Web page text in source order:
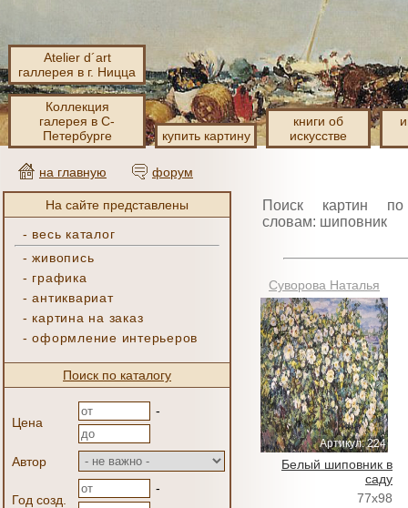
Atelier d´art
галлерея в г. Ницца
Коллекция
галерея в С-
Петербурге
купить картину
книги об
искусстве
на главную форум
На сайте представлены
- весь каталог
-живопись
- графика
-антиквариат
- картина на заказ
-оформление интерьеров
Поиск по каталогу
Цена
-
Автор
Год созд.
-
Поиск картин
словам: шиповник
Суворова Наталья
Артикул: 224
Белый шиповник в
саду
77x98